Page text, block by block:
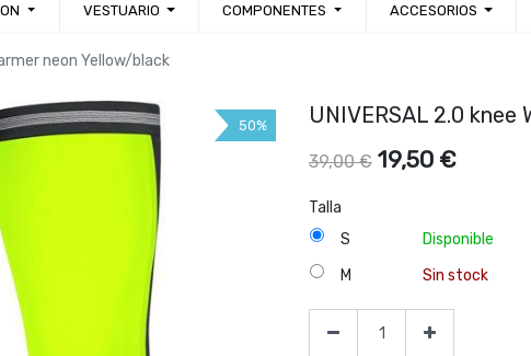
VESTUARIO COMPONENTES ACCESORIOS
neon Yellow/black
50% UNIVERSAL 2.0 knee
39,00€ 19,50 €
Talla
S
Disponible
M
Sin stock